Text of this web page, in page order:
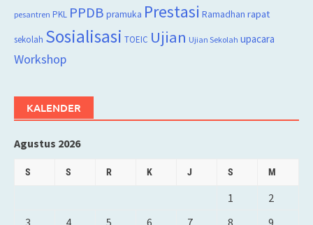
pesantren PKL PPDB pramuka Prestasi Ramadhan rapat
sekolah Sosialisasi TOEIC Ujian Ujian Sekolah upacara
Workshop
KALENDER
Agustus 2026
S S R K J S M
1
2
3
4 5 6 7 8
9